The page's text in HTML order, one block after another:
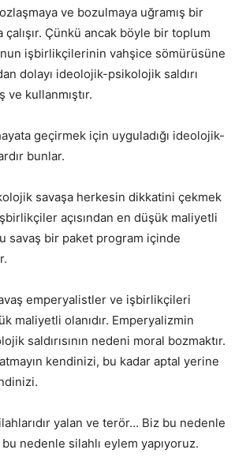
ve bozulmaya uğramış bir
Çünkü ancak böyle bir toplum
işbirlikçilerinin vahşice sömürüsüne
dolayı ideolojik-psikolojik saldırı
ve kullanmıştır.
geçirmek için uyguladığı ideolojik-
bunlar.
savaşa herkesin dikkatini çekmek
açısından en düşük maliyetli
savaş bir paket program içinde
emperyalistler ve işbirlikçileri
maliyetli olanıdır. Emperyalizmin
saldırısının nedeni moral bozmaktır.
kendinizi, bu kadar aptal yerine
yalan ve terör… Biz bu nedenle
nedenle silahlı eylem yapıyoruz.